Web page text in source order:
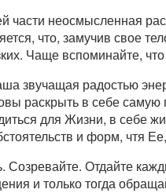
части неосмысленная
что, замучив свое
Чаще вспоминайте,
звучащая радостью
раскрыть в себе
для Жизни, в себе
и форм, чтя
Созревайте. Отдайте
и только тогда